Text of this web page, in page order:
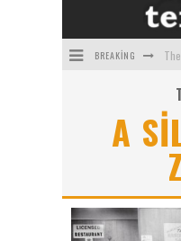
BREAKING
A